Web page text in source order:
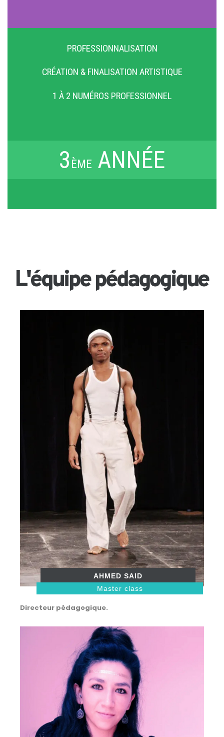
PROFESSIONNALISATION
CRÉATION & FINALISATION ARTISTIQUE
1 À 2 NUMÉROS PROFESSIONNEL
3 ÈME ANNÉE
L'équipe pédagogique
AHMED SAID
Master class
Directeur pédagogique.